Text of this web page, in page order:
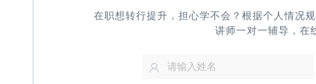
在职想转行提升，担心学不会？根据个人情况
讲师一对一辅导，在